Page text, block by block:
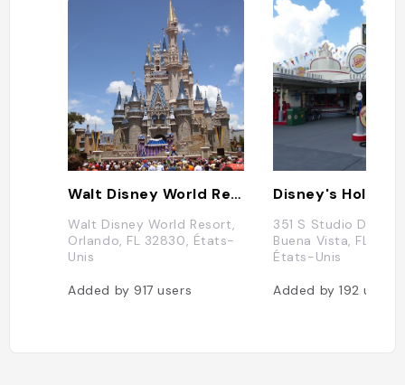
Walt Disney World Resort
Walt Disney World Resort,
Orlando, FL 32830, États-
Unis
Added by 917users
351 S Studio Dr,
Buena Vista, FL
États-Unis
Added by192users